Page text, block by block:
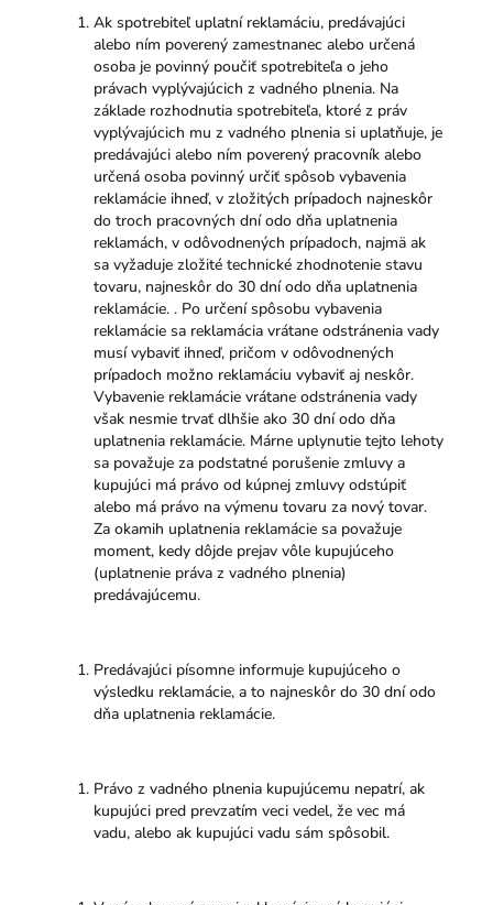
Ak spotrebiteľ uplatní reklamáciu, predávajúci
alebo ním poverený zamestnanec alebo určená
osoba je povinný poučiť spotrebiteľa o jeho
právach vyplývajúcich z vadného plnenia. Na
základe rozhodnutia spotrebiteľa, ktoré z práv
vyplývajúcich mu z vadného plnenia si uplatňuje, je
predávajúci alebo ním poverený pracovník alebo
určená osoba povinný určiť spôsob vybavenia
reklamácie ihneď, v zložitých prípadoch najneskôr
do troch pracovných dní odo dňa uplatnenia
reklamách, v odôvodnených prípadoch, najmä ak
sa vyžaduje zložité technické zhodnotenie stavu
tovaru, najneskôr do 30 dní odo dňa uplatnenia
reklamácie. . Po určení spôsobu vybavenia
reklamácie sa reklamácia vrátane odstránenia vady
musí vybaviť ihneď, pričom v odôvodnených
prípadoch možno reklamáciu vybaviť aj neskôr.
Vybavenie reklamácie vrátane odstránenia vady
však nesmie trvať dlhšie ako 30 dní odo dňa
uplatnenia reklamácie. Márne uplynutie tejto lehoty
sa považuje za podstatné porušenie zmluvy a
kupujúci má právo od kúpnej zmluvy odstúpiť
alebo má právo na výmenu tovaru za nový tovar.
Za okamih uplatnenia reklamácie sa považuje
moment, kedy dôjde prejav vôle kupujúceho
(uplatnenie práva z vadného plnenia)
predávajúcemu.
Predávajúci písomne informuje kupujúceho o
výsledku reklamácie, a to najneskôr do 30 dní odo
dňa uplatnenia reklamácie.
Právo z vadného plnenia kupujúcemu nepatrí, ak
kupujúci pred prevzatím veci vedel, že vec má
vadu, alebo ak kupujúci vadu sám spôsobil.